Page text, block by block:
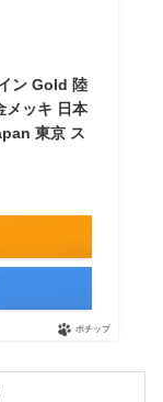
ン Gold 陸
メッキ 日本
東京 ス
ポチップ